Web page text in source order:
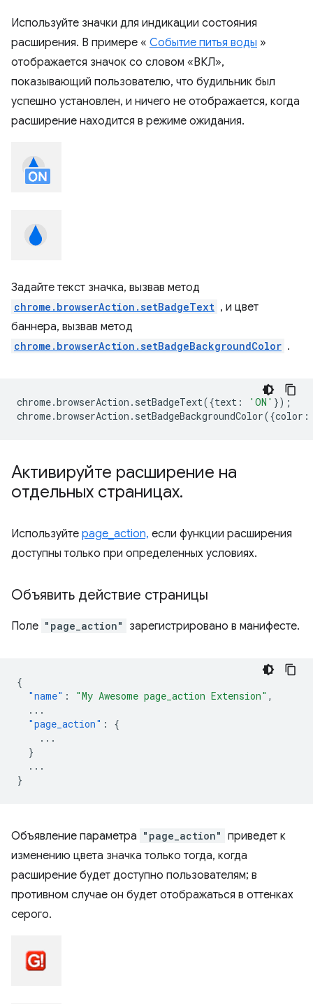
Используйте значки для индикации состояния
расширения. В примере « Событие питья воды »
отображается значок со словом «ВКЛ»,
показывающий пользователю, что будильник был
успешно установлен, и ничего не отображается, когда
расширение находится в режиме ожидания.
Задайте текст значка, вызвав метод
chrome.browserAction.setBadgeText , и цвет
баннера, вызвав метод
chrome.browserAction.setBadgeBackgroundColor .
chrome.browserAction . setBadgeText({text : 'ON' });
chrome.browserAction . setBadgeBackgroundColor({color :
Активируйте расширение на
отдельных страницах.
Используйте page_action, если функции расширения
доступны только при определенных условиях.
Объявить действие страницы
Поле "page_action" зарегистрировано в манифесте.
{
"name" : "My Awesome page_action Extension" ,
...
"page_action" :
{
...
}
...
}
Объявление параметра "page_action" приведет к
изменению цвета значка только тогда, когда
расширение будет доступно пользователям; в
противном случае он будет отображаться в оттенках
серого.